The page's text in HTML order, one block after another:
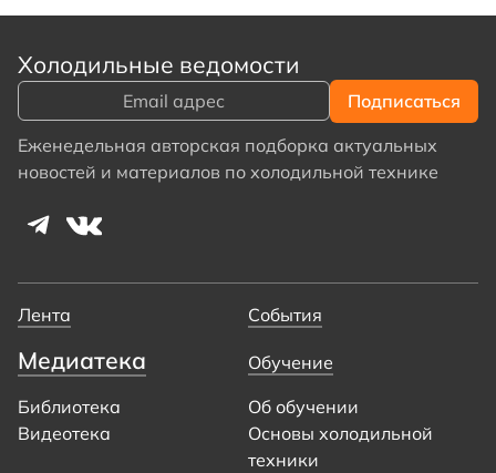
Холодильные ведомости
Еженедельная авторская подборка актуальных
новостей и материалов по холодильной технике
Лента События
Медиатека
Библиотека
Видеотека
Обучение
Об обучении
Основы холодильной
техники